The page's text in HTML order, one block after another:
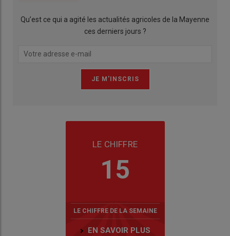
Qu’est ce qui a agité les actualités agricoles de la Mayenne
ces derniers jours ?
LE CHIFFRE
15
LE CHIFFRE DE LA SEMAINE
EN SAVOIR PLUS